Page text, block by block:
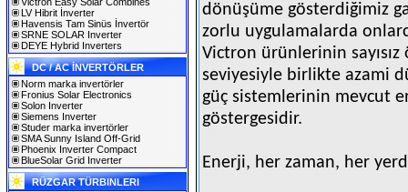
LV Hibrit İnverter
Havensis Tam Sinüs İnvertör
SRNE SOLAR Inverter
DEYE Hybrid Inverters
DC / AC İNVERTÖRLER
Norm marka invertörler
Fronius Solar Electronics
Solon Inverter
Siemens Inverter
Studer marka invertörler
SMA Sunny Island Off-Grid
Phoenix Inverter Compact
BlueSolar Grid Inverter
RÜZGAR TÜRBINLERI
dönüşüme gösterdiğimiz
zorlu uygulamalarda
Victron ürünlerinin
seviyesiyle birlikte azami
güç sistemlerinin mevcut
göstergesidir.
Enerji, her zaman, her